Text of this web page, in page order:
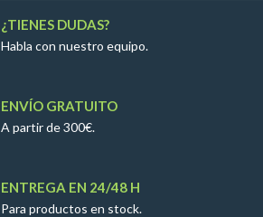
¿TIENES DUDAS?
Habla con nuestro equipo.
ENVÍO GRATUITO
A partir de 300€.
ENTREGA EN 24/48 H
Para productos en stock.